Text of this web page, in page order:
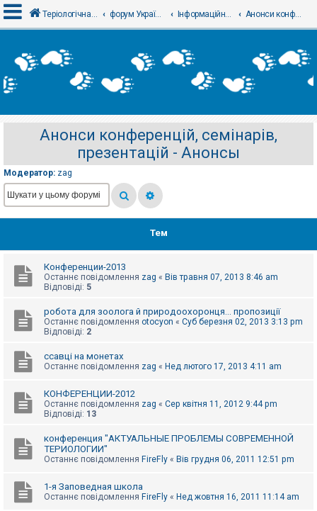
х
і
с
р
а
ц
і
Т
м
б
е
в
Теріологічна школа форум Українського теріологічного товариства Інформаційний відділ Анонси конференцій, семінарів, презентацій - Анонсы
Анонси конференцій, семінарів,
презентацій - Анонсы
Модератор: zag
Тем
Конференции-2013
Останнє повідомлення zag « Вів травня 07, 2013 8:46 am
Відповіді: 5
робота для зоолога й природоохоронця... пропозиції
Останнє повідомлення otocyon « Суб березня 02, 2013 3:13 pm
Відповіді: 2
ссавці на монетах
Останнє повідомлення zag « Нед лютого 17, 2013 4:11 am
КОНФЕРЕНЦИИ-2012
Останнє повідомлення zag « Сер квітня 11, 2012 9:44 pm
Відповіді: 13
конференция "АКТУАЛЬНЫЕ ПРОБЛЕМЫ СОВРЕМЕННОЙ
ТЕРИОЛОГИИ"
Останнє повідомлення FireFly « Вів грудня 06, 2011 12:51 pm
1-я Заповедная школа
Останнє повідомлення FireFly « Нед жовтня 16, 2011 11:14 am